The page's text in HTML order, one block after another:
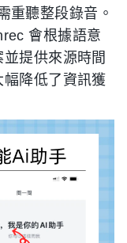
重聽整段錄音。
會根據語意
提供來源時間
降低了資訊獲